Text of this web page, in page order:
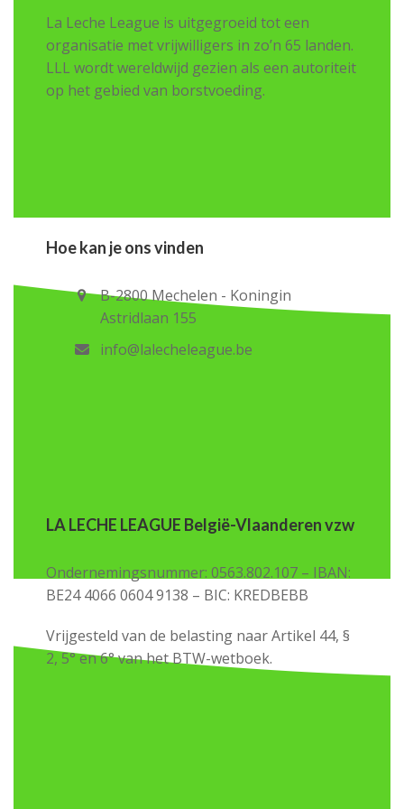
La Leche League is uitgegroeid tot een
organisatie met vrijwilligers in zo’n 65 landen.
LLL wordt wereldwijd gezien als een autoriteit
op het gebied van borstvoeding.
Hoe kan je ons vinden
B-2800 Mechelen - Koningin
Astridlaan 155
info@lalecheleague.be
LA LECHE LEAGUE België-Vlaanderen vzw
Ondernemingsnummer: 0563.802.107 – IBAN:
BE24 4066 0604 9138 – BIC: KREDBEBB
Vrijgesteld van de belasting naar Artikel 44, §
2, 5° en 6° van het BTW-wetboek.